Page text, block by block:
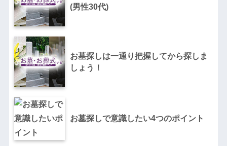
(男性30代)
お墓探しは一通り把握してから探しま
しょう！
お墓探しで意識したい4つのポイント